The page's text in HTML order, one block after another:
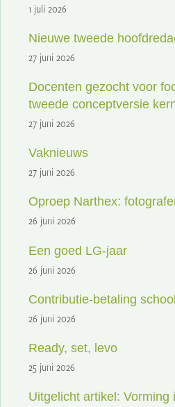
1 juli 2026
Nieuwe tweede
27 juni 2026
Docenten gezocht voor
tweede conceptversie
27 juni 2026
Vaknieuws
27 juni 2026
Oproep Narthex:
26 juni 2026
Een goed LG-jaar
26 juni 2026
Contributie-betaling
26 juni 2026
Ready, set, levo
25 juni 2026
Uitgelicht artikel: Vorming